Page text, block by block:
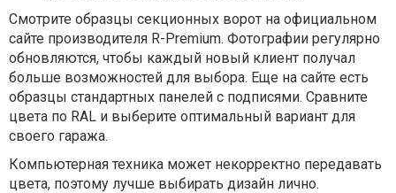
Смотрите образцы секционных ворот на официальном
сайте производителя R-Premium. Фотографии регулярно
обновляются, чтобы каждый новый клиент получал
больше возможностей для выбора. Еще на сайте есть
образцы стандартных панелей с подписями. Сравните
цвета по RAL и выберите оптимальный вариант для
своего гаража.
Компьютерная техника может некорректно передавать
цвета, поэтому лучше выбирать дизайн лично.